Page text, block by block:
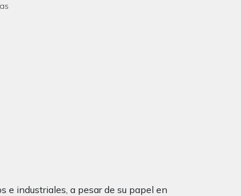
e industriales, a pesar de su papel en